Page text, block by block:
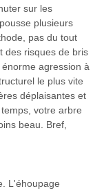
sur les
plusieurs
pas du tout
des risques de bris
agression à
le plus vite
déplaisantes et
votre arbre
beau. Bref,
L'éhoupage